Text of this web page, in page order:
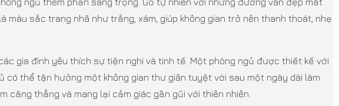
sắc trang nhã như trắng, xám, giúp không gian trở nên thanh thoát, nhẹ
gia đình yêu thích sự tiện nghi và tinh tế. Một phòng ngủ được thiết kế với
thể tận hưởng một không gian thư giãn tuyệt vời sau một ngày dài làm
thẳng và mang lại cảm giác gần gũi với thiên nhiên.